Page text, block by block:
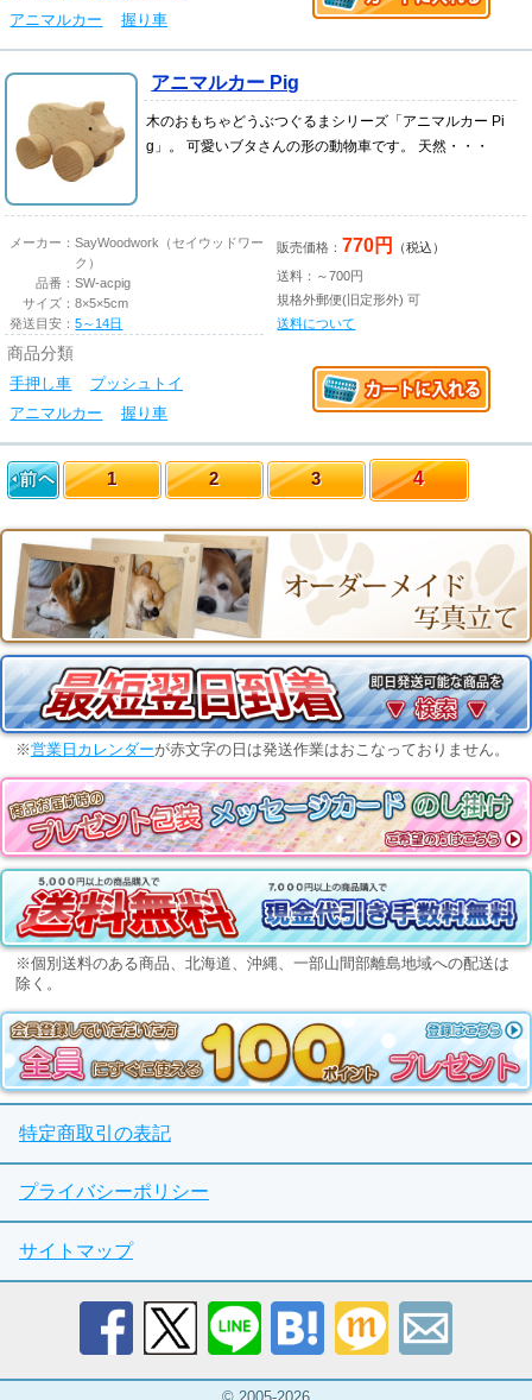
アニマルカー
握り車
アニマルカー Pig
木のおもちゃどうぶつぐるまシリーズ「アニマルカー Pi
g」。 可愛いブタさんの形の動物車です。 天然・・・
メーカー：SayWoodwork（セイウッドワー
ク）
品番：SW-acpig
サイズ：8×5×5cm
発送目安：5～14日
商品分類
手押し車
プッシュトイ
アニマルカー
握り車
販売価格： 770円
（税込）
送料：～700円
規格外郵便(旧定形外) 可
送料について
1 2 3 4
※営業日カレンダーが赤文字の日は発送作業はおこなっておりません。
※個別送料のある商品、北海道、沖縄、一部山間部離島地域への配送は
除く。
特定商取引の表記
プライバシーポリシー
サイトマップ